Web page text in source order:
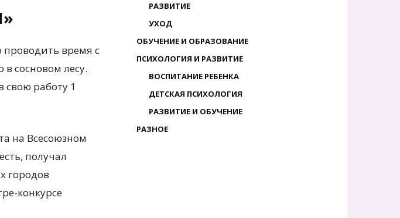
проводить время с
сосновом лесу.
свою работу 1
на Всесоюзном
получал
городов
конкурсе
РАЗВИТИЕ
УХОД
ОБУЧЕНИЕ И ОБРАЗОВАНИЕ
ПСИХОЛОГИЯ И РАЗВИТИЕ
ВОСПИТАНИЕ РЕБЕНКА
ДЕТСКАЯ ПСИХОЛОГИЯ
РАЗВИТИЕ И ОБУЧЕНИЕ
РАЗНОЕ